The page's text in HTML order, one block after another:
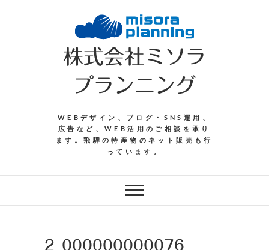
株式会社ミソラ
プランニング
WEBデザイン、ブログ・SNS運用、
広告など、WEB活用のご相談を承り
ます。飛騨の特産物のネット販売も行
っています。
2_000000000076